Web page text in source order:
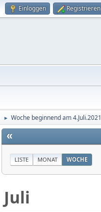
Einloggen Registrieren
► Woche beginnend am 4.Juli.2021
«
LISTE MONAT WOCHE
Juli